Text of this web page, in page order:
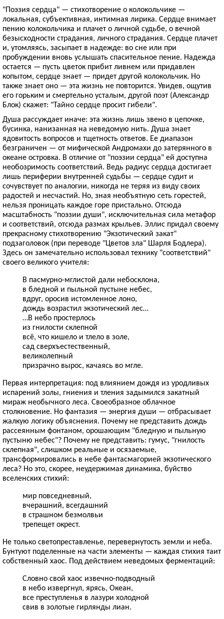
"Поэзия сердца" — стихотворение о колокольчике —
локальная, субъективная, интимная лирика. Сердце внимает
пению колокольчика и плачет о личной судьбе, о вечной
безысходности страдания, личного страдания. Сердце плачет
и, утомляясь, засыпает в надежде: во сне или при
пробуждении вновь услышать спасительное пение. Надежда
остается — пусть цветок прибит ливнем или придавлен
копытом, сердце знает — придет другой колокольчик. Но
также знает оно — эта жизнь не повторится. Увидев, ощутив
его горьким и смертельно усталым, другой поэт (Александр
Блок) скажет: "Тайно сердце просит гибели".
Душа рассуждает иначе: эта жизнь лишь звено в цепочке,
бусинка, нанизанная на неведомую нить. Душа знает
ядовитость вопросов и тщетность ответов. Ее диапазон
безграничен — от мифической Андромахи до затерянного в
океане островка. В отличие от "поэзии сердца" ей доступна
необозримость соответствий. Ведь радиус сердца достигает
лишь периферии внутренней судьбы — сердце судит и
сочувствует по аналогии, никогда не теряя из виду своих
радостей и несчастий. Но, зная необъятную сеть горестей,
нельзя проницать каждое горе пристально. Отсюда
масштабность "поэзии души", исключительная сила метафор
и соответствий, отсюда размах крыльев. Эллис придал своему
прекрасному стихотворению "Экзотический закат"
подзаголовок (при переводе "Цветов зла" Шарля Бодлера).
Здесь он замечательно использовал технику "соответствий"
своего великого учителя:
В пасмурно-мглистой дали небосклона,
в бледной и пыльной пустыне небес,
вдруг, оросив истомленное лоно,
дождь возрастил экзотический лес…
…В небо простерлось
из гнилости склепной
всё, что кишело и тлело в золе,
сад сверхъестественный,
великолепный
призрачно вырос, качаясь во мгле.
Первая интерпретация: под влиянием дождя из уродливых
испарений золы, гниения и тления задымился закатный
мираж необычного леса. Своеобразное облачное
столкновение. Но фантазия — энергия души — отбрасывает
жалкую логику объяснения. Почему не представить дождь
рассеянным фонтаном, орошающим "бледную и пыльную
пустыню небес"? Почему не представить: гумус, "гнилость
склепная", слишком реальные и осязаемые,
трансформировались в небе фантасмагорией экзотического
леса? Но это, скорее, неудержимая динамика, буйство
вселенских стихий:
мир повседневный,
вчерашний, всегдашний
в страшном безмолвьи
трепещет окрест.
Не только светопреставленье, перевернутость земли и неба.
Бунтуют поделенные на части элементы — каждая стихия таит
собственный хаос. Под действием неведомых ферментаций:
Словно свой хаос извечно-подводный
в небо извергнул, ярясь, Океан,
все преступленья в лазури холодной
свив в золотые гирлянды лиан.